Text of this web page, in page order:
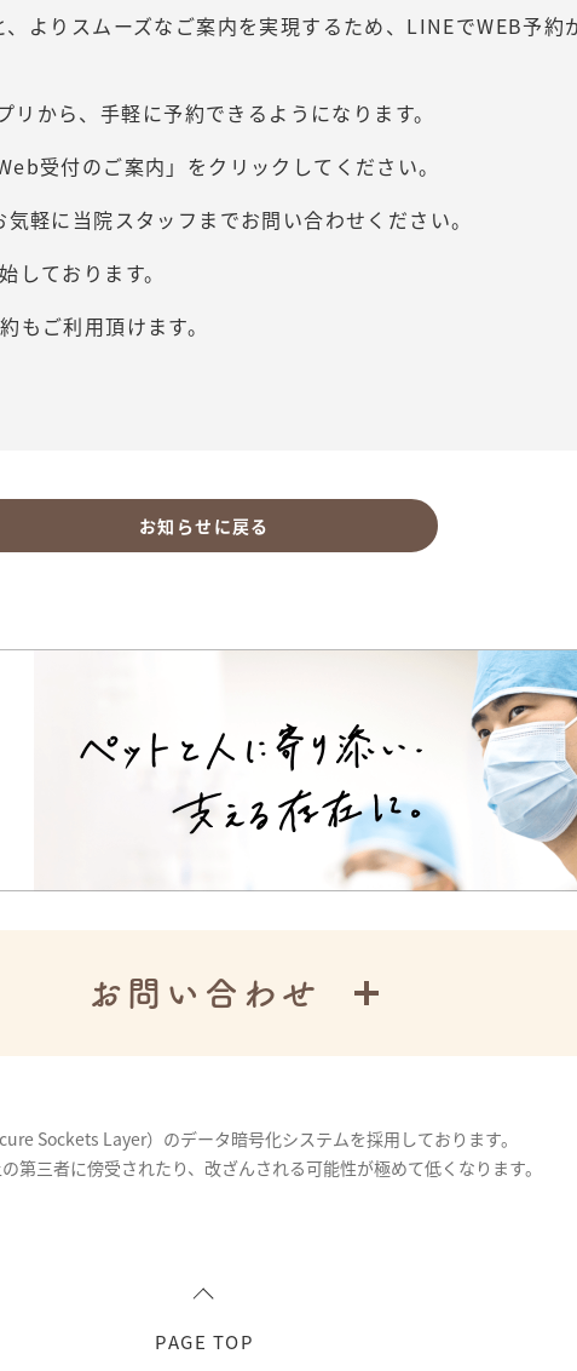
よりスムーズなご案内を実現するため、LINEでWEB予約
から、 手軽に予約できるようになります。
受付のご案内」をクリックしてください。
気軽に当院スタッフまでお問い合わせください。
ております。
ご利用頂けます。
お知らせに戻る
お問い合わせ
Sockets Layer）のデータ暗号化システムを採用しております。
三者に傍受されたり、改ざんされる可能性が極めて低くなります。
PAGE TOP